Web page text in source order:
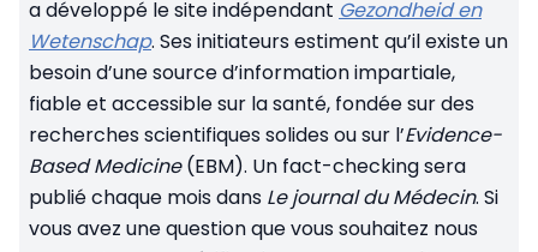
a développé le site indépendant Gezondheid en
Wetenschap. Ses initiateurs estiment qu’il existe un
besoin d’une source d’information impartiale,
fiable et accessible sur la santé, fondée sur des
recherches scientifiques solides ou sur l’Evidence-
Based Medicine(EBM). Un fact-checking sera
publié chaque mois dans Le journal du Médecin. Si
vous avez une question que vous souhaitez nous